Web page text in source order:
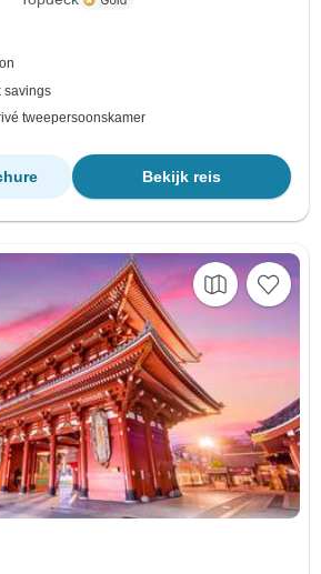
savings
tweepersoonskamer
Bekijk reis